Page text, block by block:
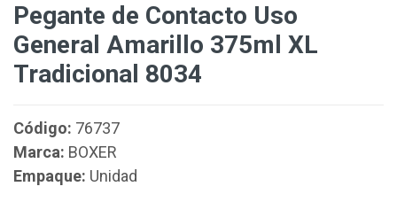
Pegante de Contacto Uso
General Amarillo 375ml XL
Tradicional 8034
Código: 76737
Marca: BOXER
Empaque: Unidad